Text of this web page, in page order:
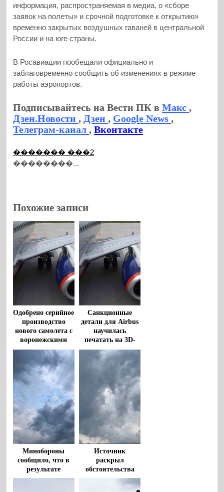
информация, распространяемая в медиа, о «сборе
заявок на полеты» и срочной подготовке к открытию»
временно закрытых воздушных гаваней в центральной
России и на юге страны.
В Росавиации пообещали официально и
заблаговременно сообщить об изменениях в режиме
работы аэропортов.
Подписывайтесь на Вести ПК вМакс,
Дзен.Новости, Дзен, Google News,
Телеграм-канал,Вконтакте
������� ���2
��������...
Похожие записи
Одобрено серийное
производство
нового самолета с
воронежскими
крыльями
Санкционные
детали для Airbus
научилась
печатать на 3D-
принтерах
воронежская
компания
Минобороны
сообщило, что в
результате
крушения Ан-26
Источник
раскрыл
обстоятельства
крушения в
Крыму самолета